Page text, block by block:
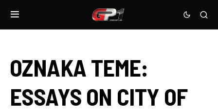
OZNAKA TEME:
ESSAYS ON CITY OF